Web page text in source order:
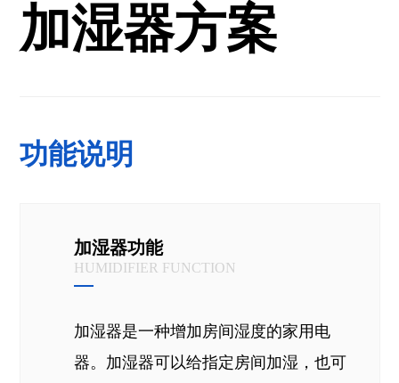
加湿器方案
功能说明
加湿器功能
HUMIDIFIER FUNCTION
加湿器是一种增加房间湿度的家用电
器。加湿器可以给指定房间加湿，也可